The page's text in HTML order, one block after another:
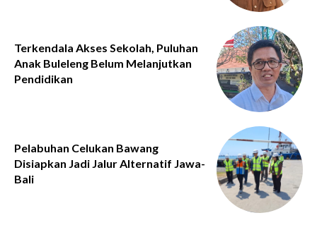
Terkendala Akses Sekolah, Puluhan
Anak Buleleng Belum Melanjutkan
Pendidikan
Pelabuhan Celukan Bawang
Disiapkan Jadi Jalur Alternatif Jawa-
Bali